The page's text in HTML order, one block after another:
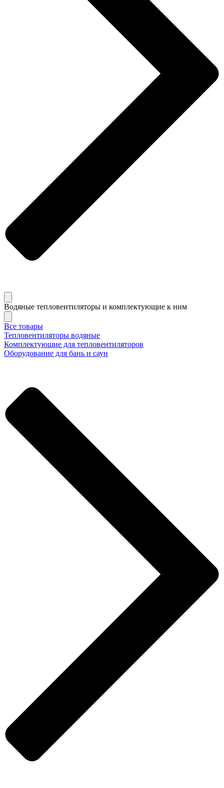
Водяные тепловентиляторы и комплектующие к ним
Все товары
Тепловентиляторы водяные
Комплектующие для тепловентиляторов
Оборудование для бань и саун